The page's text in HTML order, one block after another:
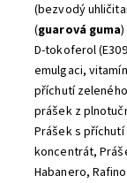
(bezvodý
(guarová guma
D-tokoferol
emulgaci,
příchutí
prášek z
Prášek s příchutí
koncentrát,
Habanero,